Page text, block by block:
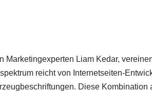
Marketingexperten Liam Kedar,
reicht von Internetseiten-
Diese Kombination